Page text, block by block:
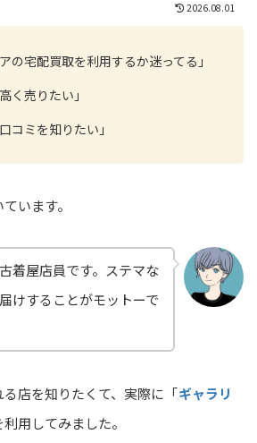
2026.08.01
の宅配買取を利用するか迷ってる」
く売りたい」
コミを知りたい」
います。
着屋店員です。ステマな
けすることがモットーで
店を知りたくて、実際に「ギャラリ
用してみました。